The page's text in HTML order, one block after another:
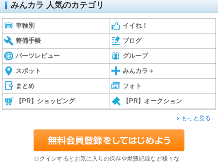
みんカラ 人気のカテゴリ
車種別 イイね！
整備手帳 ブログ
パーツレビュー グループ
スポット みんカラ＋
まとめ フォト
【PR】ショッピング 【PR】オークション
もっと見る
ログインするとお気に入りの保存や燃費記録など様々な